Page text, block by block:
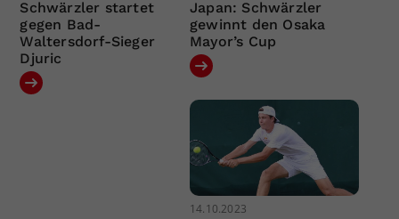
Schwärzler startet
gegen Bad-
Waltersdorf-Sieger
Djuric
Japan: Schwärzler
gewinnt den Osaka
Mayor’s Cup
14.10.2023